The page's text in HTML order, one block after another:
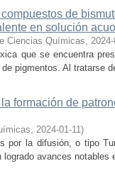
de
en solución
Ciencias Químicas,
que se encuentra
pigmentos. Al tratarse
formación de
, 2024-01-11)
por la difusión, o tipo
avances